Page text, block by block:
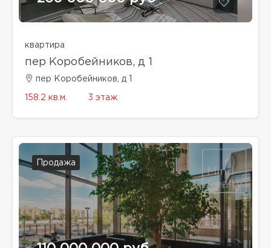
квартира
пер Коробейников, д 1
пер Коробейников, д 1
158.2 кв.м. 3 этаж
Продажа